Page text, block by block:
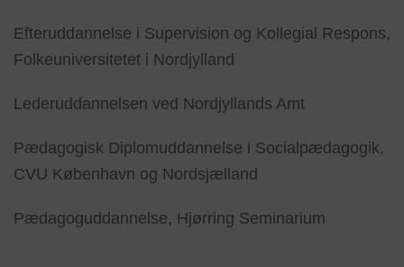
Efteruddannelse i Supervision og Kollegial Respons,
Folkeuniversitetet i Nordjylland
Lederuddannelsen ved Nordjyllands Amt
Pædagogisk Diplomuddannelse i Socialpædagogik,
CVU København og Nordsjælland
Pædagoguddannelse, Hjørring Seminarium